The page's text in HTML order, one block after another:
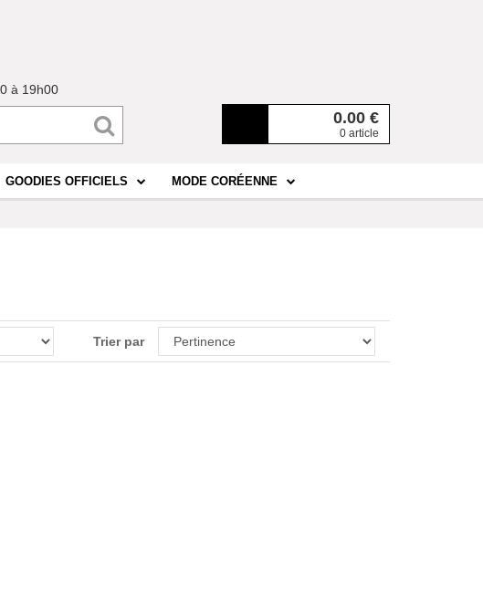
0.00 €
0 article
à 19h00
GOODIES OFFICIELS MODE CORÉENNE
Trier par